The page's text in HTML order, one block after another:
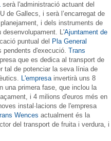
serà l'administració actuant del
de Gallecs, i serà l’encarregat de
i dels instruments de
L'Ajuntament de
puntual del
Pla General
pendents d'execució. Trans
que es dedica al transport de
tal de potenciar la seva línia de
L'empresainvertirà uns 8
una primera fase, que inclou la
i 4 milions d'euros més en
instal·lacions de l'empresa
Wences actualment és la
del transport de fruita i verdura, i